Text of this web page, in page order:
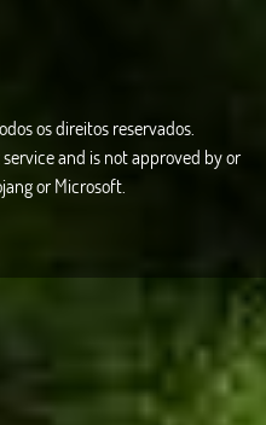
os direitos reservados.
and is not approved by or
or Microsoft.